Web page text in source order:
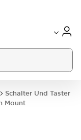
Schalter Und Taster
Mount